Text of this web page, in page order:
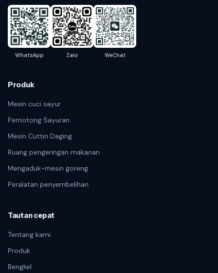
WhatsApp Zalo WeChat
Produk
Mesin cuci sayur
Pemotong Sayuran
Mesin Cuttin Daging
Ruang pengeringan makanan
Mengaduk-mesin goreng
Peralatan penyembelihan
Tautan cepat
Tentang kami
Produk
Bengkel